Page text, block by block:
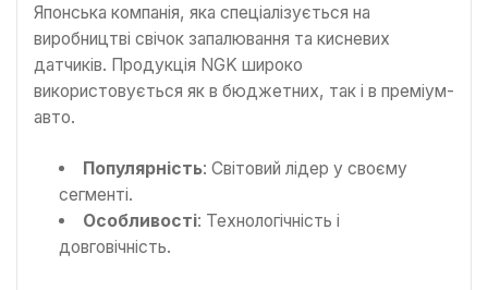
Японська компанія, яка спеціалізується на
виробництві свічок запалювання та кисневих
датчиків. Продукція NGK широко
використовується як в бюджетних, так і в преміум-
авто.
Популярність: Світовий лідер у своєму
сегменті.
Особливості: Технологічність і
довговічність.